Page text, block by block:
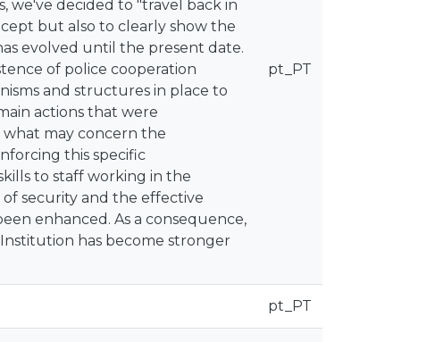
we've decided to "travel back in
but also to clearly show the
evolved until the present date.
of police cooperation
and structures in place to
actions that were
may concern the
this specific
to staff working in the
security and the effective
enhanced. As a consequence,
has become stronger
pt_PT
pt_PT